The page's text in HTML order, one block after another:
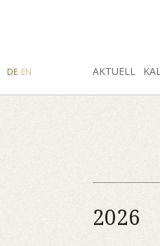
AKTUELL
SUCHE
DE EN
2026